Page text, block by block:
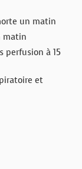
un matin
matin
perfusion à 15
et